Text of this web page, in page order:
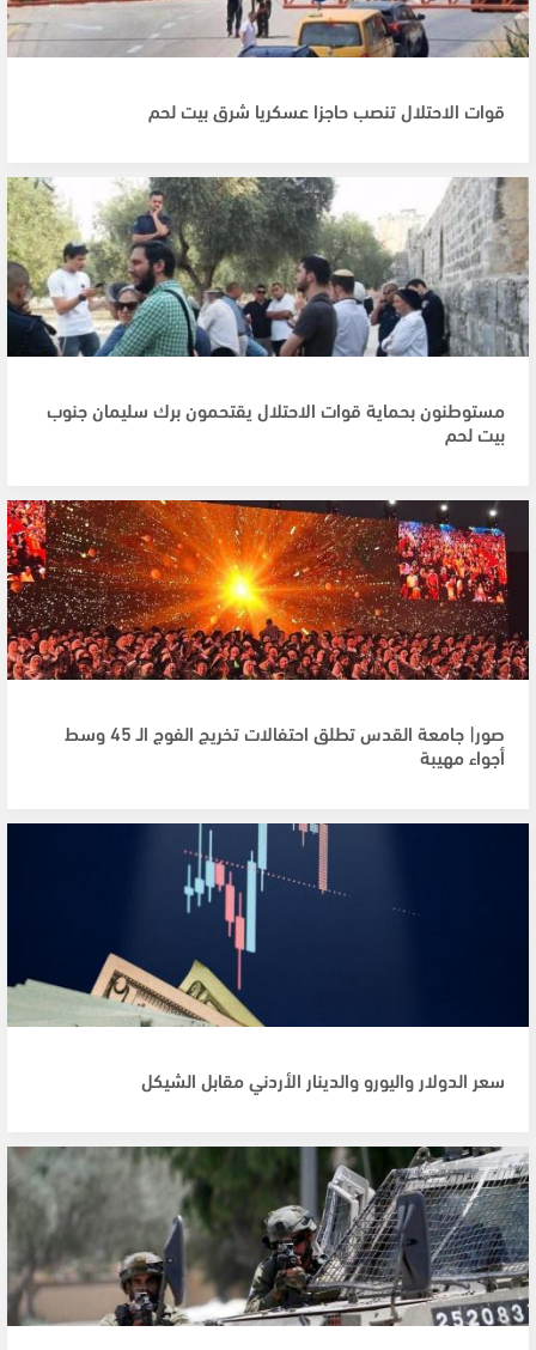
قوات الاحتلال تنصب حاجزا عسكريا شرق بيت لحم
مستوطنون بحماية قوات الاحتلال يقتحمون برك سليمان جنوب
بيت لحم
صور| جامعة القدس تطلق احتفالات تخريج الفوج الـ 45 وسط
أجواء مهيبة
سعر الدولار واليورو والدينار الأردني مقابل الشيكل